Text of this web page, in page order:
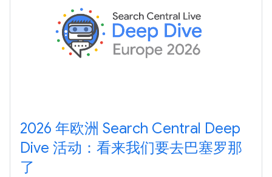
2026 年欧洲 Search Central Deep
Dive 活动：看来我们要去巴塞罗那
了